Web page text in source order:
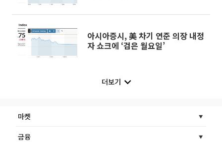
아시아증시, 美 차기 연준 의장 내정
자 쇼크에 ‘검은 월요일’
더보기
마켓
금융